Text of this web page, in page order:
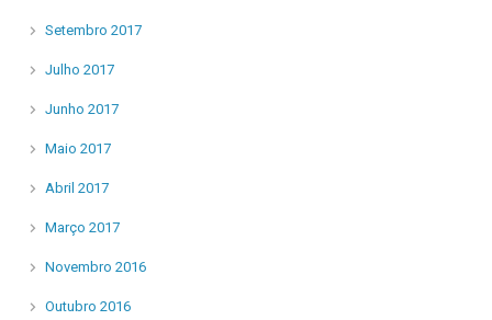
Setembro 2017
Julho 2017
Junho 2017
Maio 2017
Abril 2017
Março 2017
Novembro 2016
Outubro 2016